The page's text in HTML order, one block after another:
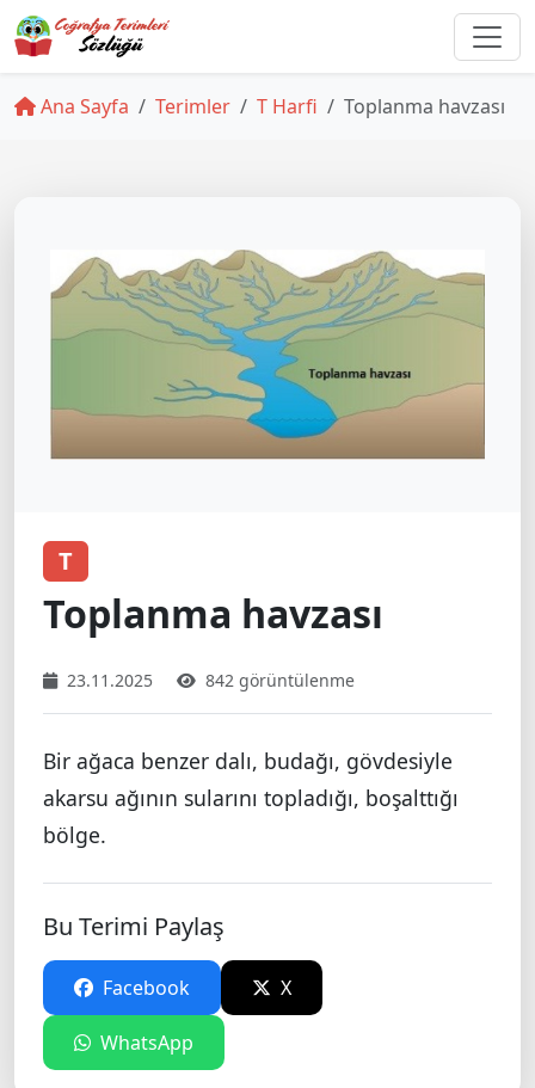
Ana Sayfa Terimler T Harfi Toplanma havzası
T
Toplanma havzası
23.11.2025 842 görüntülenme
Bir ağaca benzer dalı, budağı, gövdesiyle
akarsu ağının sularını topladığı, boşalttığı
bölge.
Bu Terimi Paylaş
Facebook X
WhatsApp